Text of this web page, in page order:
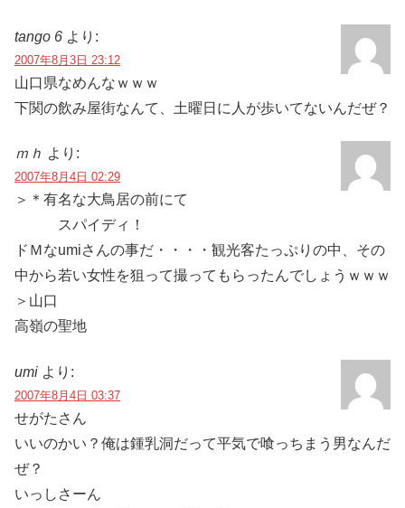
tango 6 より:
2007年8月3日 23:12
山口県なめんなｗｗｗ
下関の飲み屋街なんて、土曜日に人が歩いてないんだぜ？
ｍｈ より:
2007年8月4日 02:29
＞＊有名な大鳥居の前にて
スパイディ！
ドＭなumiさんの事だ・・・・観光客たっぷりの中、その
中から若い女性を狙って撮ってもらったんでしょうｗｗｗ
＞山口
高嶺の聖地
umi より:
2007年8月4日 03:37
せがたさん
いいのかい？俺は鍾乳洞だって平気で喰っちまう男なんだ
ぜ？
いっしさーん